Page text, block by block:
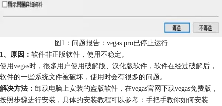
图1：问题报告：vegas pro已停止运行
1、原因： 软件非正版软件，使用不稳定。
使用vegas时，很多用户使用破解版、汉化版软件，软件在经过破解后，
软件的一些系统文件被破坏，使用时会有很多的问题。
解决方法： 卸载电脑上安装的盗版软件，在vegas官网下载vegas免费版，
按照步骤进行安装，具体的安装教程可以参考：手把手教你如何安装